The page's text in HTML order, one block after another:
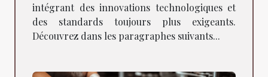
intégrant des innovations technologiques et
des standards toujours plus exigeants.
Découvrez dans les paragraphes suivants...